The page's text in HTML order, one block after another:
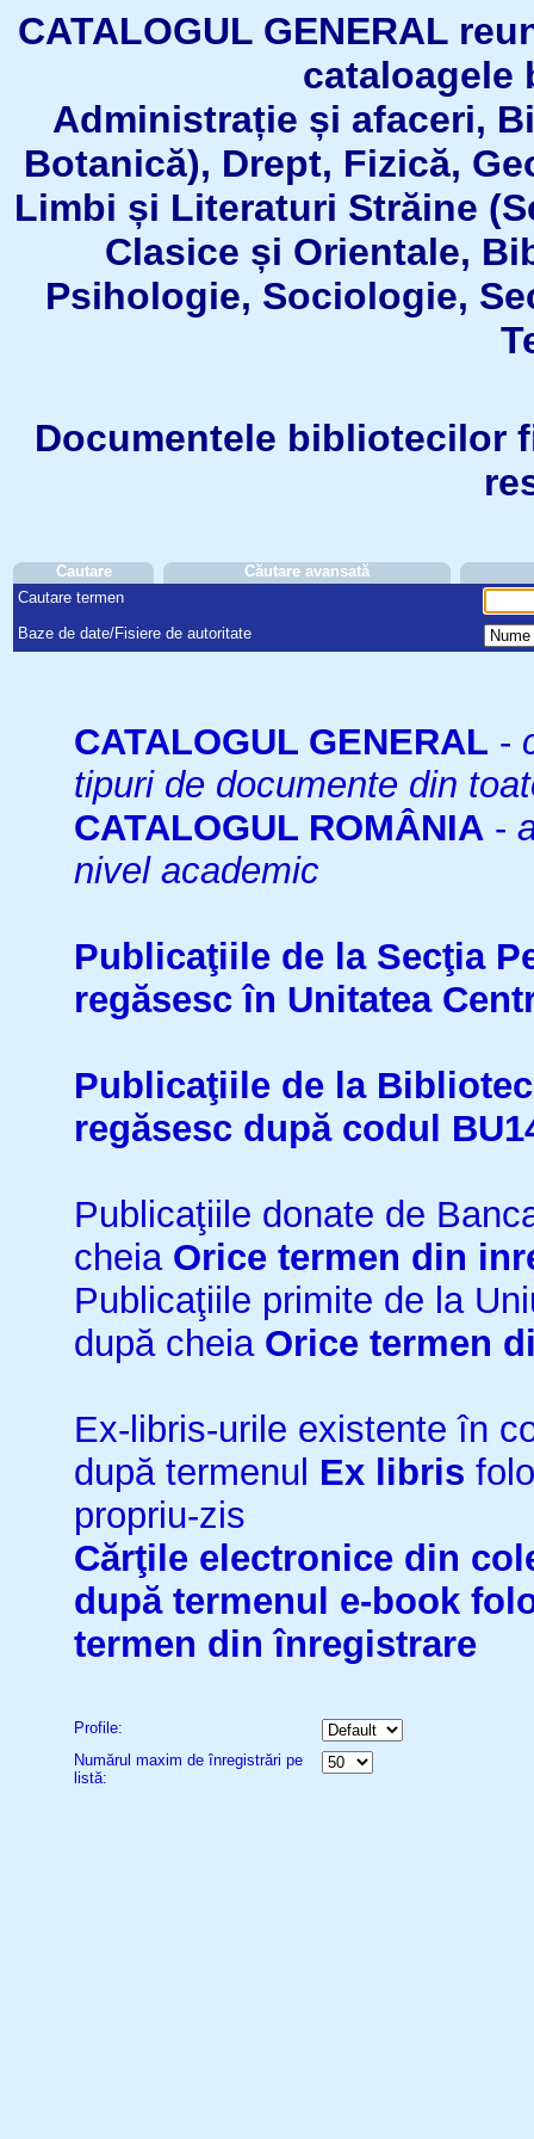
CATALOGUL GENERAL
Administrație și afaceri,
Botanică), Drept, Fizică,
Limbi și Literaturi Străine
Clasice și Orientale,
Psihologie, Sociologie,
Documentele bibliotecilor
Cautare
Căutare avansată
Cautare termen
Baze de date/Fisiere de autoritate
CATALOGUL GENERAL -
tipuri de documente din
CATALOGUL ROMÂNIA -
nivel academic
Publicaţiile de la Secţia
regăsesc în Unitatea
Publicaţiile de la
regăsesc după codul
Publicaţiile donate de
cheia Orice termen din
Publicaţiile primite de la
după cheia Orice termen
Ex-libris-urile existente în
după termenul Ex libris
propriu-zis
Cărţile electronice din
după termenul e-book
termen din înregistrare
Profile:
Numărul maxim de înregistrări pe
listă: